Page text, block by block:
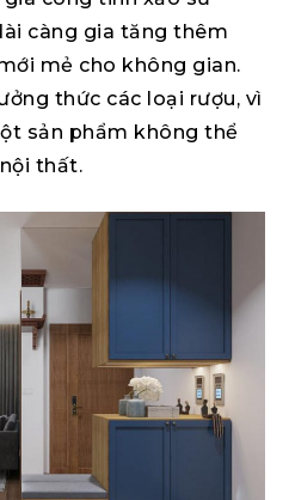
càng gia tăng thêm
mẻ cho không gian.
thức các loại rượu, vì
sản phẩm không thể
thất.